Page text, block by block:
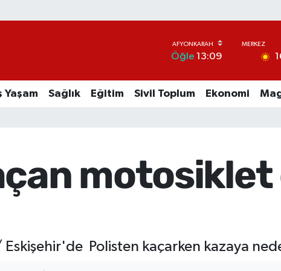
Öğle 13:09
Yaşam Sağlık Eğitim Sivil Toplum Ekonomi
Polisten kaçarken kazaya